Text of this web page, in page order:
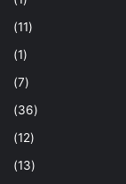
(11)
(1)
(7)
(36)
(12)
(13)